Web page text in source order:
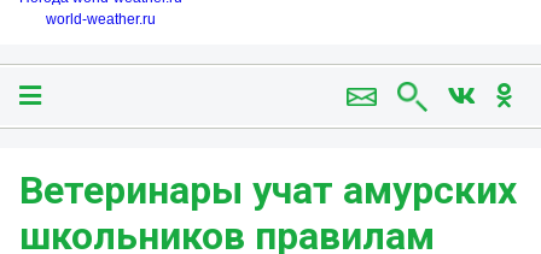
world-weather.ru
Ветеринары учат амурских
школьников правилам